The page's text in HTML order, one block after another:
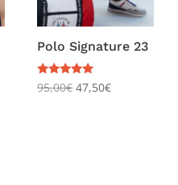
Polo Signature 23
Note
5.00
95,00€ 47,50€